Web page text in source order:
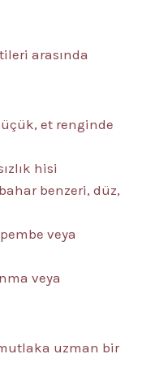
arasında
et renginde
hisi
benzeri, düz,
veya
veya
uzman bir